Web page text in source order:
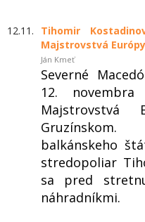
12.11.
Tihomir
Majstrovstvá Európy
Ján Kmeť
Severné
12.
Majstrovstvá
balkánskeho
stredopoliar
sa pred
náhradníkmi.